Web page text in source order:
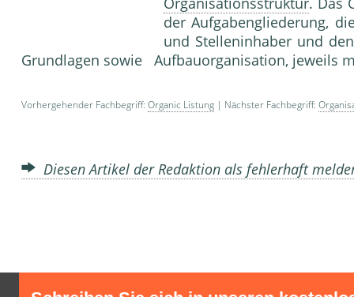
der Aufgabengliederung,
und Stelleninhaber und
Grundlagen sowie Aufbauorganisation, jeweils
Vorhergehender Fachbegriff: Organic Listung | Nächster Fachbegriff:
Diesen Artikel der Redaktion als fehlerhaft